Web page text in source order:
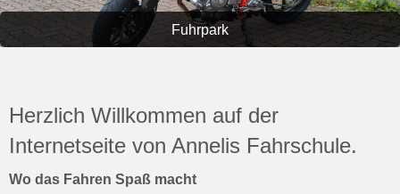
Fuhrpark
Herzlich Willkommen auf der
Internetseite von Annelis Fahrschule.
Wo das Fahren Spaß macht